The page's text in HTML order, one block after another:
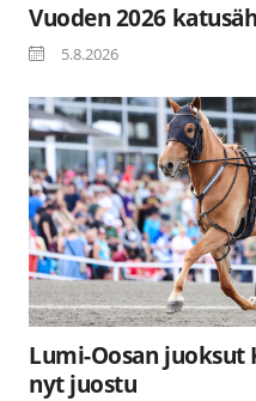
Vuoden 2026
5.8.2026
Lumi-Oosan juoksut
nyt juostu